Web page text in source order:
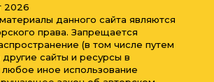
2026
данного сайта являются
права. Запрещается
(в том числе путем
сайты и ресурсы в
иное использование